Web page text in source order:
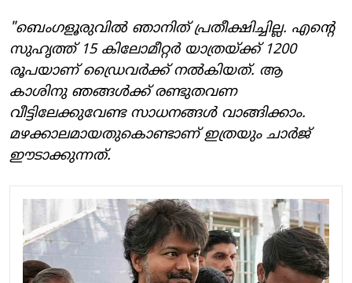
"ബെംഗളൂരുവില്‍ ഞാനിത് പ്രതീക്ഷിച്ചില്ല. എന്റെ
സുഹൃത്ത് 15 കിലോമീറ്റര്‍ യാത്രയ്ക്ക് 1200
രൂപയാണ് ഡ്രൈവര്‍ക്ക് നല്‍കിയത്. ആ
കാശിനു ഞങ്ങള്‍ക്ക് രണ്ടുതവണ
വീട്ടിലേക്കുവേണ്ട സാധനങ്ങള്‍ വാങ്ങിക്കാം.
മഴക്കാലമായതുകൊണ്ടാണ് ഇത്രയും ചാര്‍ജ്
ഈടാക്കുന്നത്.